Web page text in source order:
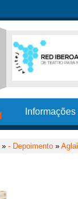
» - Depoimento »